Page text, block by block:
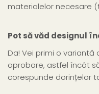
materialelor necesare
Pot să văd designul
Da! Vei primi o
aprobare, astfel încât
corespunde dorințelor